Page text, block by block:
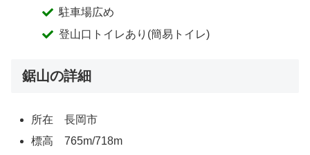
駐車場広め
登山口トイレあり(簡易トイレ)
鋸山の詳細
所在 長岡市
標高 765m/718m